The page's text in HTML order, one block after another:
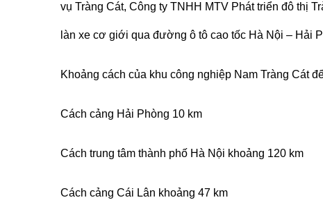
vụ Tràng Cát, Công ty TNHH MTV Phát triển đô thị
làn xe cơ giới qua đường ô tô cao tốc Hà Nội – Hải
Khoảng cách của khu công nghiệp Nam Tràng Cát
Cách cảng Hải Phòng 10 km
Cách trung tâm thành phố Hà Nội khoảng 120 km
Cách cảng Cái Lân khoảng 47 km